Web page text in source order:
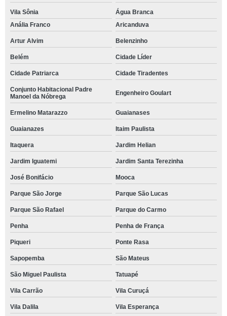
Vila Sônia
Água Branca
Anália Franco
Aricanduva
Artur Alvim Belenzinho
Belém Cidade Líder
Cidade Patriarca Cidade Tiradentes
Conjunto Habitacional Padre
Manoel da Nóbrega
Engenheiro Goulart
Ermelino Matarazzo Guaianases
Guaianazes Itaim Paulista
Itaquera Jardim Helian
Jardim Iguatemi Jardim Santa Terezinha
José Bonifácio Mooca
Parque São Jorge Parque São Lucas
Parque São Rafael Parque do Carmo
Penha Penha de França
Piqueri Ponte Rasa
Sapopemba São Mateus
São Miguel Paulista Tatuapé
Vila Carrão Vila Curuçá
Vila Dalila Vila Esperança